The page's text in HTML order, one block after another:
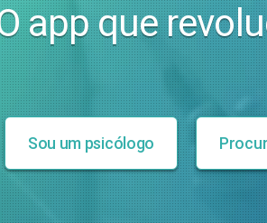
app que
Sou um psicólogo